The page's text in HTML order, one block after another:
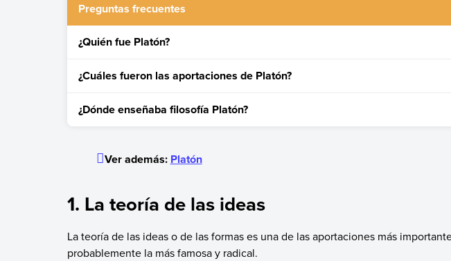
Preguntas frecuentes
¿Quién fue Platón?
¿Cuáles fueron las aportaciones de Platón?
caverna y la inmortalidad del alma.
¿Dónde enseñaba filosofía Platón?
Ver además: Platón
1. La teoría de las ideas
La teoría de las ideas o de las formas es una de las aportaciones más
probablemente la más famosa y radical.